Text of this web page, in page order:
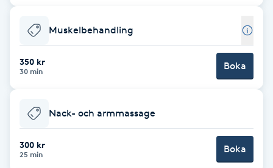
Barnklippning
BIAB
Bottenfärg
Muskelbehandling
350 kr
30 min Boka
Nack- och armmassage
300 kr
25 min Boka